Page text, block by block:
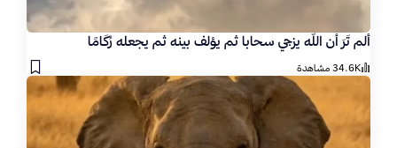
ألم تَرَ أن الله يزجي سحابا ثم يؤلف بينه ثم يجعله رُكَامًا
34.6K مشاهدة